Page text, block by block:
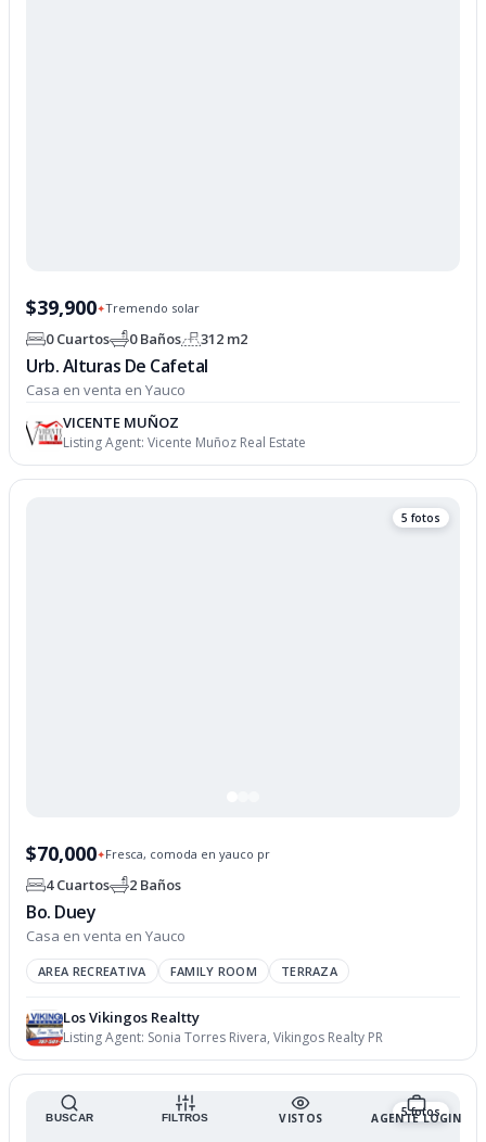
$39,900✦Tremendo solar
0 Cuartos 0 Baños 312 m2
Urb. Alturas De Cafetal
Casa en venta en Yauco
VICENTE MUÑOZ
Listing Agent:Vicente Muñoz Real Estate
5 fotos
$70,000✦Fresca, comoda en yauco pr
4 Cuartos 2 Baños
Bo. Duey
Casa en venta en Yauco
AREA RECREATIVA FAMILY ROOM TERRAZA
Los Vikingos Realtty
Listing Agent: Sonia Torres Rivera, Vikingos Realty PR
5 fotos
BUSCAR FILTROS VISTOS AGENTE LOGIN